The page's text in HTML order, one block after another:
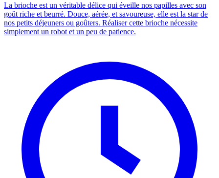
La brioche est un véritable délice qui éveille nos papilles avec son
goût riche et beurré. Douce, aérée, et savoureuse, elle est la star de
nos petits déjeuners ou goûters. Réaliser cette brioche nécessite
simplement un robot et un peu de patience.